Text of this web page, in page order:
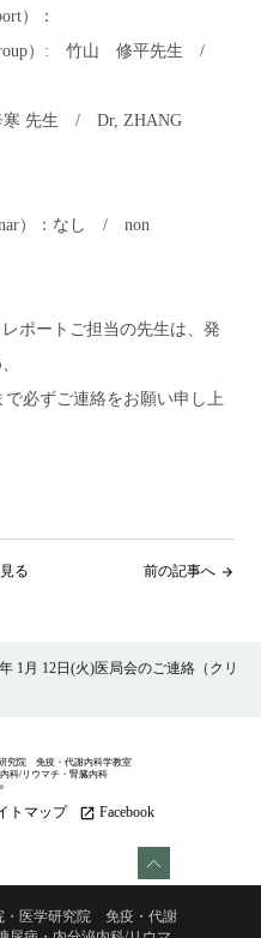
）：
group）: 竹山 修平先生 /
寒 先生 / Dr, ZHANG
）：なし / non
ポートご担当の先生は、発
で必ずご連絡をお願い申し上
る arrow_forward
前の記事へ
1月 12日(火)医局会のご連絡（クリ
究院 免疫・代謝内科学教室
科/リウマチ・腎臓内科
トマップ launch Facebook
・医学研究院 免疫・代謝